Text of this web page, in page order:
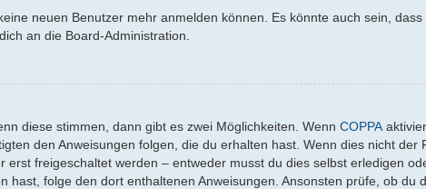
neuen Benutzer mehr anmelden können. Es könnte auch sein,
an die Board-Administration.
diese stimmen, dann gibt es zwei Möglichkeiten. Wenn COPPA
den Anweisungen folgen, die du erhalten hast. Wenn dies nicht der
freigeschaltet werden – entweder musst du dies selbst erledigen
folge den dort enthaltenen Anweisungen. Ansonsten prüfe, ob du